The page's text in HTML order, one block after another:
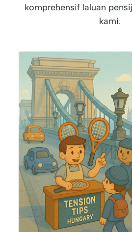
komprehensif laluan
kami.